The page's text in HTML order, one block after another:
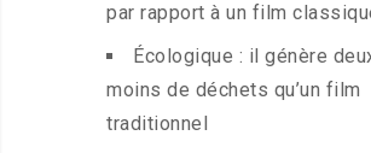
par rapport à un film
Écologique : il génère
moins de déchets qu’un film
traditionnel